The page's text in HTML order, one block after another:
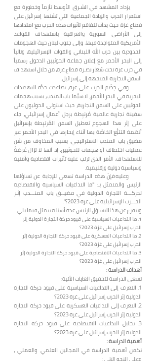
يزداد المشهد في الشـرق الأوسط تأزماً وخطورة مع
استمرار الحرب والإبادة الجماعية التي تشنها إسرائيل على
قطاع غزة، حيث بدأت تتفاقم تأثيرات هذه الحرب مع امتدادها
إلى الأراضي السورية والعراقية باستهداف القواعد
الأمريكية المتواجدة فيها، وإلى جنوب لبنان حيث الهجومات
الحدودية بين حزب الله اللبناني والقوات الإسرائيلية، وتالياً
إلى البحر الأحمر مع إعلان جماعة الحوثيين الدخول رسمياً
في حرب غزة تحت شعار نصـرة قطاع غزة، من خلال استهداف
السفن التجارية المتجهة إلى إسرائيل.
وفي خِضَم الحرب على غزة، تصاعدت حدَّة التهديدات
البحرية في البحر الأحمر، لا سيَّما باب المندب، بسبب هجمات
الحوثيين على السفن التجارية، حيث استولى الحوثيون على
سفينة تجارية عالمية مُرتبِطة برجل أعمال إسرائيلي، جاء
على إثر هذا الهجوم تعطيل السفن المُرتبِطة بإسرائيل
أنظمة التتبُّع الخاصَّة بها أثناء إبحارها في البحر الأحمر عبر
مضيق باب المندب الاستراتيجي، بسبب المخاوف من شن
عمليات اختطاف أو هجمات للحوثيين، إذ أنها لا تزال عُرضةً
للاستهداف، الأمر الذي ترتب عليه تأثيرات اقتصادية وأمنية
وسياسية دولية وإقليمية.
وعليه فإنّ هذه الدراسة تسعى للإجابة عن تساؤلها
الرئيس والمتمثل بـ: "ما التداعيات السياسية والاقتصادية
لحركـــة التجارة الدولية في مضيــق باب المنـــدب إثـر
الحـــرب الإسرائيلية على غزة 2023؟".
ويتفرع عن هذا التساؤل الرئيس عدة أسئلة تتمثل فيما يلي:
1. ما التداعيات السياسية على قيود حركة التجارة الدولية إثر
الحرب إسرائيل على غزة 2023؟
2. ما التداعيات العسكرية على قيود حركة التجارة الدولية إثر
الحرب إسرائيل على غزة 2023؟
3. ما التداعيات الاقتصادية على قيود حركة التجارة الدولية إثر
الحرب إسرائيل على غزة 2023؟
أهداف الدراسة :
تسعى الدراسة لتحقيق الغايات الأتية:
1. التعرف إلى التداعيات السياسية على قيود حركة التجارة
الدولية إثر الحرب إسرائيل على غزة 2023؟
2. التعرف إلى التداعيات العسكرية على قيود حركة التجارة
الدولية إثر الحرب إسرائيل على غزة 2023؟
3. تحليل التداعيات الاقتصادية على قيود حركة التجارة
الدولية إثر الحرب إسرائيل على غزة 2023؟
أهمية الدراسة :
تكمن أهمية الدراسة في المجالين العلمي والعملي ،
وعلى النحو الاتي :